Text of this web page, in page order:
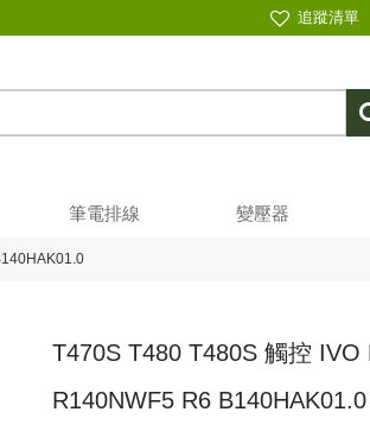
追蹤清單
筆電排線 變壓器
T470S T480 T480S 觸控 IVO
R140NWF5 R6 B140HAK01.0